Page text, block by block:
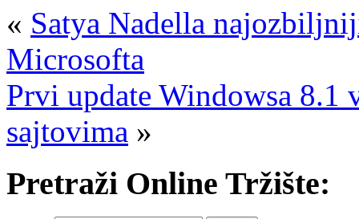
« Satya Nadella
Microsofta
Prvi update Windowsa 8.1
sajtovima »
Pretraži Online Tržište: